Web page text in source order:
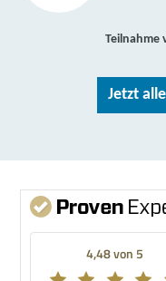
Teilnahme
Jetzt
4,48 von 5